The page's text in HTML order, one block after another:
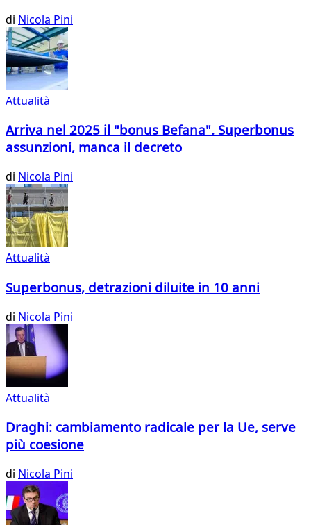
di Nicola Pini
Attualità
Arriva nel 2025 il "bonus Befana". Superbonus
assunzioni, manca il decreto
di Nicola Pini
Attualità
Superbonus, detrazioni diluite in 10 anni
di Nicola Pini
Attualità
Draghi: cambiamento radicale per la Ue, serve
più coesione
di Nicola Pini